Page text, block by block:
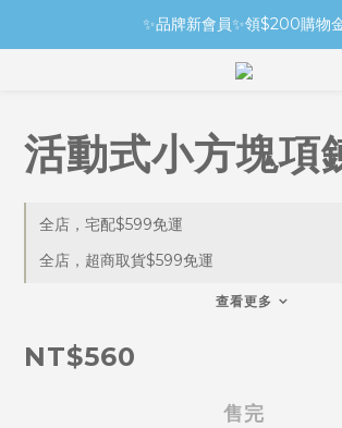
✨品牌新會員✨領$200購物
活動式小方塊項
全店，宅配$599免運
全店，超商取貨$599免運
查看更多
NT$560
售完